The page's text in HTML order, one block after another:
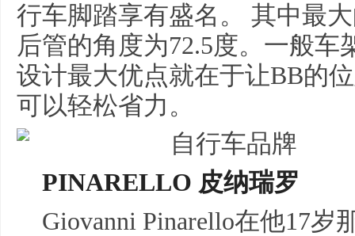
行车脚踏享有盛名。 其中最
后管的角度为72.5度。一般车
设计最大优点就在于让BB的
可以轻松省力。
PINARELLO 皮纳瑞罗
Giovanni Pinarello在他17